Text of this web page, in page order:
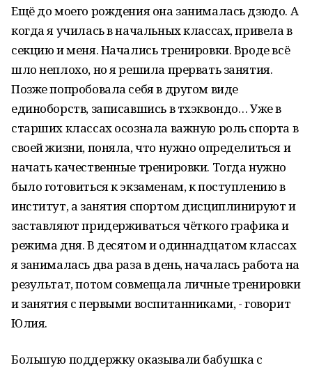
Ещё до моего рождения она занималась дзюдо. А
когда я училась в начальных классах, привела в
секцию и меня. Начались тренировки. Вроде всё
шло неплохо, но я решила прервать занятия.
Позже попробовала себя в другом виде
единоборств, записавшись в тхэквондо… Уже в
старших классах осознала важную роль спорта в
своей жизни, поняла, что нужно определиться и
начать качественные тренировки. Тогда нужно
было готовиться к экзаменам, к поступлению в
институт, а занятия спортом дисциплинируют и
заставляют придерживаться чёткого графика и
режима дня. В десятом и одиннадцатом классах
я занималась два раза в день, началась работа на
результат, потом совмещала личные тренировки
и занятия с первыми воспитанниками, - говорит
Юлия.
Большую поддержку оказывали бабушка с